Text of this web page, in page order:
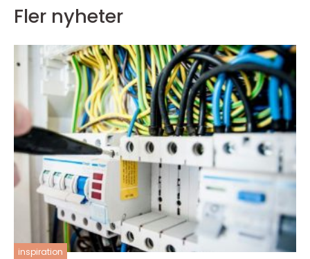
Fler nyheter
inspiration